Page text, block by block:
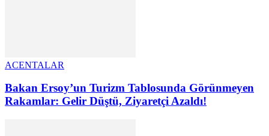
ACENTALAR
Bakan Ersoy’un Turizm Tablosunda Görünmeyen
Rakamlar: Gelir Düştü, Ziyaretçi Azaldı!